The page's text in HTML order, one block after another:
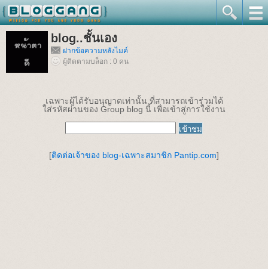
blog..ชั้นเอง
ฝากข้อความหลังไมค์
ผู้ติดตามบล็อก : 0 คน
เฉพาะผู้ได้รับอนุญาตเท่านั้น ที่สามารถเข้าร่วมได้
ใส่รหัสผ่านของ Group blog นี้ เพื่อเข้าสู่การใช้งาน
[ติดต่อเจ้าของ blog-เฉพาะสมาชิก Pantip.com]